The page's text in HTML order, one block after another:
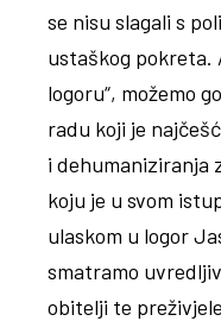
se nisu slagali s
ustaškog pokreta.
logoru“, možemo
radu koji je
i dehumaniziranja
koju je u svom
ulaskom u logor
smatramo
obitelji te